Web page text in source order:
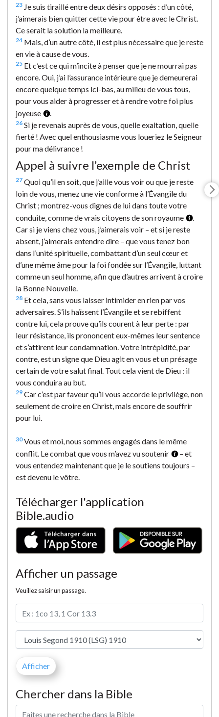
23 Je suis tiraillé entre deux désirs opposés : d’un côté,
j’aimerais bien quitter cette vie pour être avec le Christ.
Ce serait la solution la meilleure.
24 Mais, d’un autre côté, il est plus nécessaire que je reste
en vie à cause de vous.
25 Et c’est ce qui m’incite à penser que je ne mourrai pas
encore. Oui, j’ai l’assurance intérieure que je demeurerai
encore quelque temps ici-bas, au milieu de vous tous,
pour vous aider à progresser et à rendre votre foi plus
joyeuse
.
26 Si je revenais auprès de vous, quelle exaltation, quelle
fierté ! Avec quel enthousiasme vous loueriez le Seigneur
pour ma délivrance !
Appel à suivre l’exemple de Christ
27 Quoi qu’il en soit, que j’aille vous voir ou que je reste
loin de vous, menez une vie conforme à l’Évangile du
Christ ; montrez-vous dignes de lui dans toute votre
conduite, comme de vrais citoyens de son royaume
.
Car si je viens chez vous, j’aimerais voir – et si je reste
absent, j’aimerais entendre dire – que vous tenez bon
dans l’unité spirituelle, combattant d’un seul cœur et
d’une même âme pour la foi fondée sur l’Évangile, luttant
comme un seul homme, afin que d’autres arrivent à croire
la Bonne Nouvelle.
28 Et cela, sans vous laisser intimider en rien par vos
adversaires. S’ils haïssent l’Évangile et se rebiffent
contre lui, cela prouve qu’ils courent à leur perte : par
leur résistance, ils prononcent eux-mêmes leur sentence
et s’attirent leur condamnation. Votre intrépidité, par
contre, est un signe que Dieu agit en vous et un présage
certain de votre salut final. Tout cela vient de Dieu : il
vous conduira au but.
29 Car c’est par faveur qu’il vous accorde le privilège, non
seulement de croire en Christ, mais encore de souffrir
pour lui.
30Vous et moi, nous sommes engagés dans le même
conflit. Le combat que vous m’avez vu soutenir
– et
vous entendez maintenant que je le soutiens toujours –
est devenu le vôtre.
Télécharger l'application
Bible.audio
Afficher un passage
Veuillez saisir un passage.
Chercher dans la Bible